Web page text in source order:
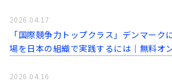
「国際競争力トップクラス」デンマーク
場を日本の組織で実践するには｜無料オ
2026.04.17
2026.04.16